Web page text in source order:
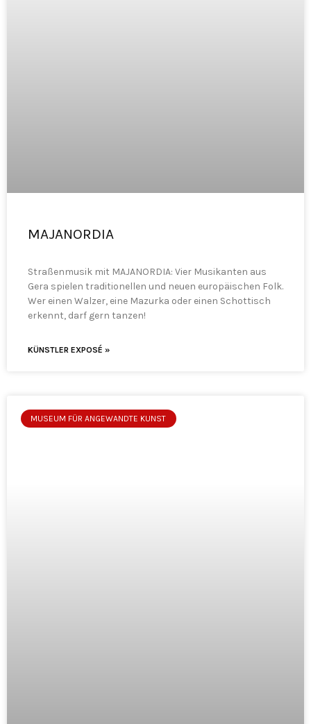
MAJANORDIA
Straßenmusik mit MAJANORDIA: Vier Musikanten aus
Gera spielen traditionellen und neuen europäischen Folk.
Wer einen Walzer, eine Mazurka oder einen Schottisch
erkennt, darf gern tanzen!
KÜNSTLER EXPOSÉ »
MUSEUM FÜR ANGEWANDTE KUNST